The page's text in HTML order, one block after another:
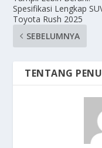
Spesifikasi Lengkap
Toyota Rush 2025
SEBELUMNYA
TENTANG